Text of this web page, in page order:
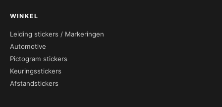
WINKEL
Leiding stickers / Markeringen
Automotive
Pictogram stickers
Keuringsstickers
Afstandstickers